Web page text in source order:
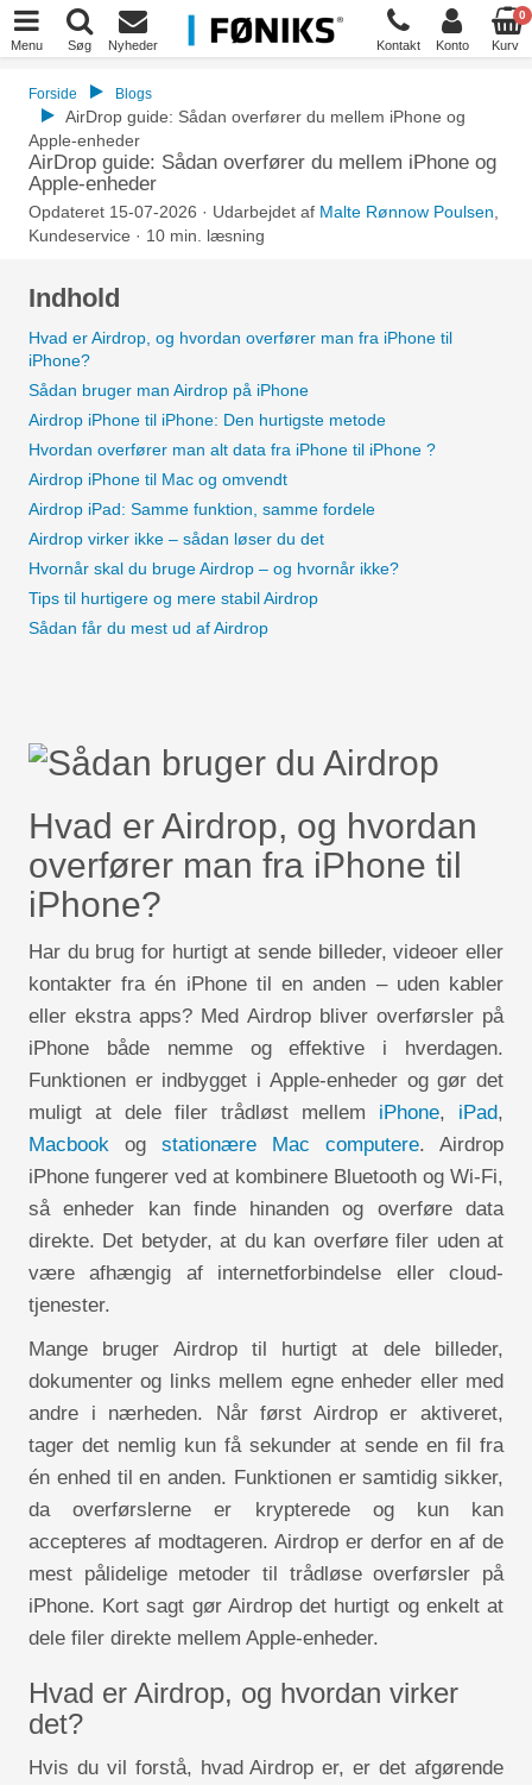
Menu Søg Nyheder Kontakt Konto
0
Kurv
Forside Blogs
AirDrop guide: Sådan overfører du mellem iPhone og
Apple-enheder
AirDrop guide: Sådan overfører du mellem iPhone og
Apple-enheder
Opdateret 15-07-2026 · Udarbejdet af Malte Rønnow Poulsen
Kundeservice · 10 min. læsning
Indhold
Hvad er Airdrop, og hvordan overfører man fra iPhone til
iPhone?
Sådan bruger man Airdrop på iPhone
Airdrop iPhone til iPhone: Den hurtigste metode
Hvordan overfører man alt data fra iPhone til iPhone ?
Airdrop iPhone til Mac og omvendt
Airdrop iPad: Samme funktion, samme fordele
Airdrop virker ikke – sådan løser du det
Hvornår skal du bruge Airdrop – og hvornår ikke?
Tips til hurtigere og mere stabil Airdrop
Sådan får du mest ud af Airdrop
Hvad er Airdrop, og hvordan
overfører man fra iPhone til
iPhone?
Har du brug for hurtigt at sende billeder, videoer eller
kontakter fra én iPhone til en anden – uden kabler
eller ekstra apps? Med Airdrop bliver overførsler på
iPhone både nemme og effektive i hverdagen.
Funktionen er indbygget i Apple-enheder og gør det
muligt at dele filer trådløst mellem iPhone, iPad,
Macbook og stationære Mac computere. Airdrop
iPhone fungerer ved at kombinere Bluetooth og Wi-Fi,
så enheder kan finde hinanden og overføre data
direkte. Det betyder, at du kan overføre filer uden at
være afhængig af internetforbindelse eller cloud-
tjenester.
Mange bruger Airdrop til hurtigt at dele billeder,
dokumenter og links mellem egne enheder eller med
andre i nærheden. Når først Airdrop er aktiveret,
tager det nemlig kun få sekunder at sende en fil fra
én enhed til en anden. Funktionen er samtidig sikker,
da overførslerne er krypterede og kun kan
accepteres af modtageren. Airdrop er derfor en af de
mest pålidelige metoder til trådløse overførsler på
iPhone. Kort sagt gør Airdrop det hurtigt og enkelt at
dele filer direkte mellem Apple-enheder.
Hvad er Airdrop, og hvordan virker
det?
Hvis du vil forstå, hvad Airdrop er, er det afgørende